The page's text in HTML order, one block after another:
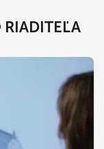
RIADITEĽA